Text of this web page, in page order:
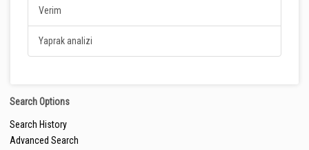
Verim
Yaprak analizi
Search Options
Search History
Advanced Search